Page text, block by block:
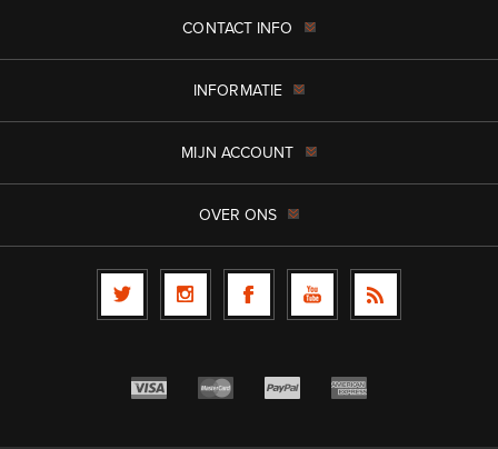
CONTACT INFO
INFORMATIE
MIJN ACCOUNT
OVER ONS